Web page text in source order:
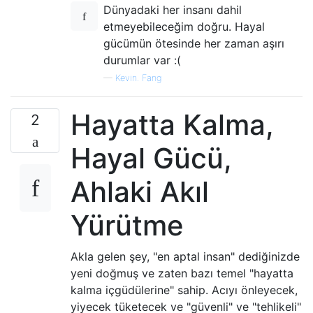
Dünyadaki her insanı dahil
etmeyebileceğim doğru. Hayal
gücümün ötesinde her zaman aşırı
durumlar var :(
— Kevin. Fang
2
Hayatta Kalma,
Hayal Gücü,
Ahlaki Akıl
Yürütme
Akla gelen şey, "en aptal insan" dediğinizde
yeni doğmuş ve zaten bazı temel "hayatta
kalma içgüdülerine" sahip. Acıyı önleyecek,
yiyecek tüketecek ve "güvenli" ve "tehlikeli"